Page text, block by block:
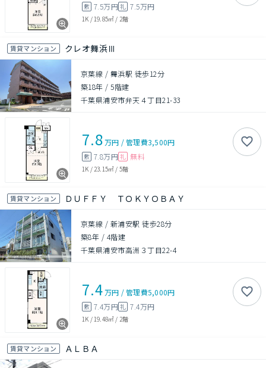
敷 7.5万円礼 7.5万円
1K / 19.85㎡ / 2階
賃貸マンション クレオ舞浜Ⅲ
京葉線 / 舞浜駅 徒歩12分
築18年 /5階建
千葉県浦安市弁天４丁目21-33
7.8万円 /管理費3,500円
敷 7.8万円 礼 無料
1K / 23.15㎡ / 5階
賃貸マンション ＤＵＦＦＹ ＴＯＫＹＯＢＡＹ
京葉線 / 新浦安駅 徒歩28分
築8年 / 4階建
千葉県浦安市高洲３丁目22-4
7.4万円 /管理費5,000円
敷 7.4万円礼 7.4万円
1K / 19.48㎡ / 2階
賃貸マンション ＡＬＢＡ